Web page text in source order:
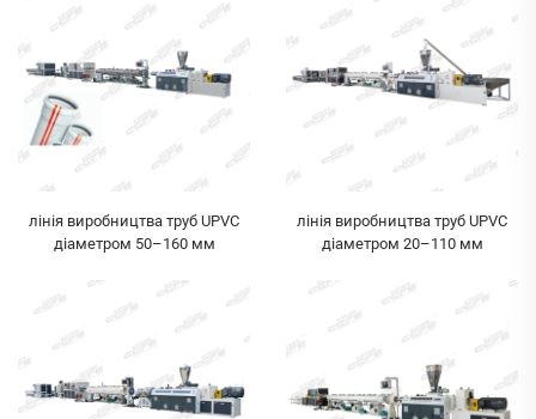
лінія виробництва труб UPVC
діаметром 50–160 мм
лінія виробництва труб UPVC
діаметром 20–110 мм